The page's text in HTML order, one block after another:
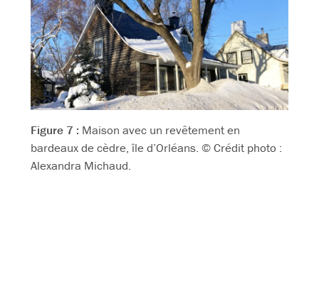
Figure 7 : Maison avec un revêtement en
bardeaux de cèdre, île d’Orléans. © Crédit photo :
Alexandra Michaud.